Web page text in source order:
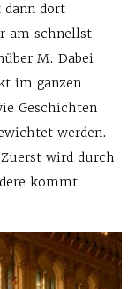
dann dort
am schnellst
M. Dabei
im ganzen
Geschichten
werden.
wird durch
kommt